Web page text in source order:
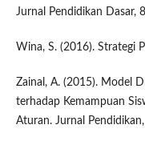
Jurnal Pendidikan Dasar,
Wina, S. (2016). Strategi
Zainal, A. (2015). Model
terhadap Kemampuan
Aturan. Jurnal